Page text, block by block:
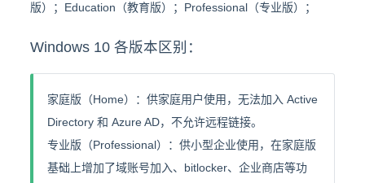
版）；Education（教育版）；Professional（专业版）；
Windows 10 各版本区别：
家庭版（Home）：供家庭用户使用，无法加入 Active
Directory 和 Azure AD，不允许远程链接。
专业版（Professional）：供小型企业使用，在家庭版
基础上增加了域账号加入、bitlocker、企业商店等功